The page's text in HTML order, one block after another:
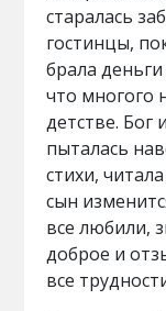
старалась
гостинцы,
брала
что многого
детстве. Бог
пыталась
стихи,
сын
все любили,
доброе и
все